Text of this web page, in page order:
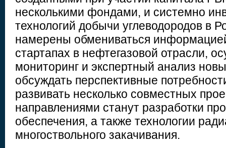
несколькими фондами, и системно
технологий добычи углеводородов в
намерены обмениваться
стартапах в нефтегазовой отрасли,
мониторинг и экспертный анализ
обсуждать перспективные
развивать несколько совместных
направлениями станут разработки
обеспечения, а также технологии
многоствольного закачивания.